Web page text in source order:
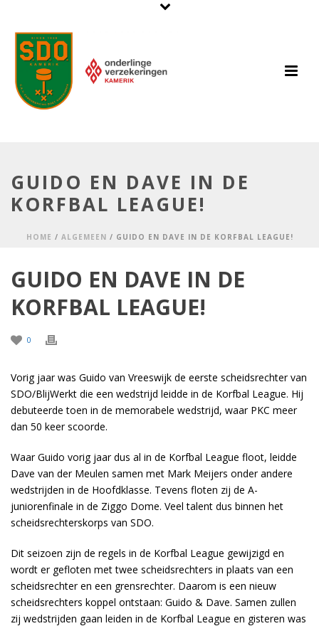
GUIDO EN DAVE IN DE
KORFBAL LEAGUE!
HOME / ALGEMEEN / GUIDO EN DAVE IN DE KORFBAL LEAGUE!
GUIDO EN DAVE IN DE
KORFBAL LEAGUE!
0
Vorig jaar was Guido van Vreeswijk de eerste scheidsrechter van
SDO/BlijWerkt die een wedstrijd leidde in de Korfbal League. Hij
debuteerde toen in de memorabele wedstrijd, waar PKC meer
dan 50 keer scoorde.
Waar Guido vorig jaar dus al in de Korfbal League floot, leidde
Dave van der Meulen samen met Mark Meijers onder andere
wedstrijden in de Hoofdklasse. Tevens floten zij de A-
juniorenfinale in de Ziggo Dome. Veel talent dus binnen het
scheidsrechterskorps van SDO.
Dit seizoen zijn de regels in de Korfbal League gewijzigd en
wordt er gefloten met twee scheidsrechters in plaats van een
scheidsrechter en een grensrechter. Daarom is een nieuw
scheidsrechters koppel ontstaan: Guido & Dave. Samen zullen
zij wedstrijden gaan leiden in de Korfbal League en gisteren was